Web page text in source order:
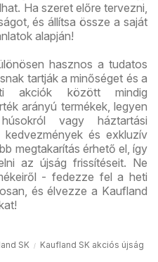
Ha szeret előre tervezni,
és állítsa össze a saját
alapján!
hasznos a tudatos
tartják a minőséget és a
akciók között mindig
arányú termékek, legyen
vagy háztartási
és exkluzív
megtakarítás érhető el, így
az újság frissítéseit. Ne
- fedezze fel a heti
és élvezze a Kaufland
SK Kaufland SK akciós újság